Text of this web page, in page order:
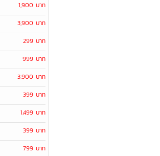
1,900 บาท
3,900 บาท
299 บาท
999 บาท
3,900 บาท
399 บาท
1,499 บาท
399 บาท
799 บาท